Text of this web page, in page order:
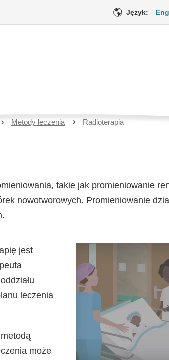
Język:
z
Metody leczenia Radioterapia
takie jak promieniowanie
nowotworowych. Promieniowanie
ten
film
jest
leczenia
może